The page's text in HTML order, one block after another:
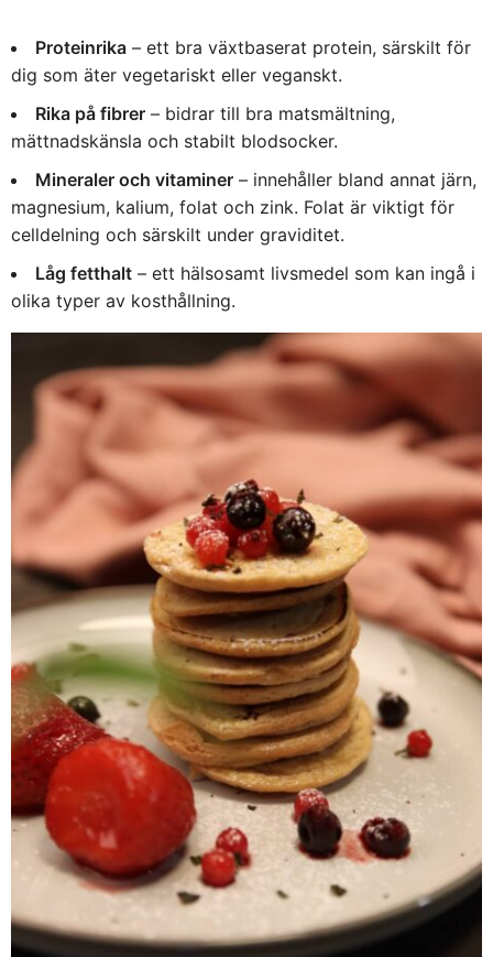
Proteinrika – ett bra växtbaserat protein, särskilt för
dig som äter vegetariskt eller veganskt.
Rika på fibrer – bidrar till bra matsmältning,
mättnadskänsla och stabilt blodsocker.
Mineraler och vitaminer – innehåller bland annat järn,
magnesium, kalium, folat och zink. Folat är viktigt för
celldelning och särskilt under graviditet.
Låg fetthalt – ett hälsosamt livsmedel som kan ingå i
olika typer av kosthållning.